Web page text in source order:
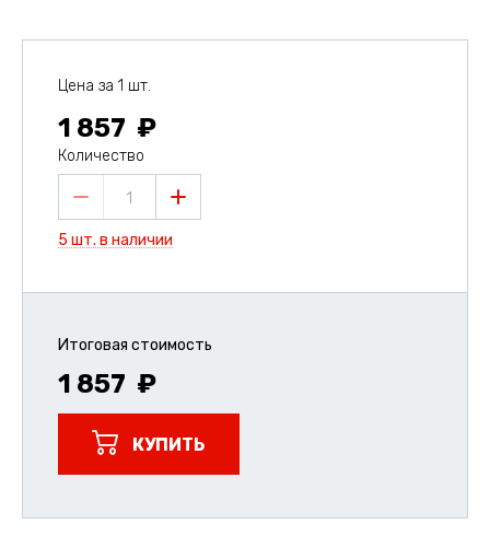
Цена за 1 шт.
1 857
Количество
1
5 шт. в наличии
Итоговая стоимость
1 857
КУПИТЬ